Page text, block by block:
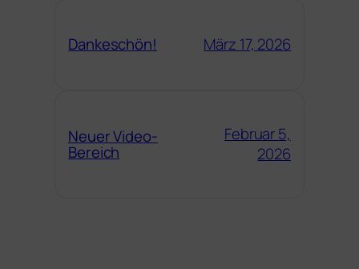
Dankeschön! März 17, 2026
Neuer Video-
Bereich
Februar 5,
2026